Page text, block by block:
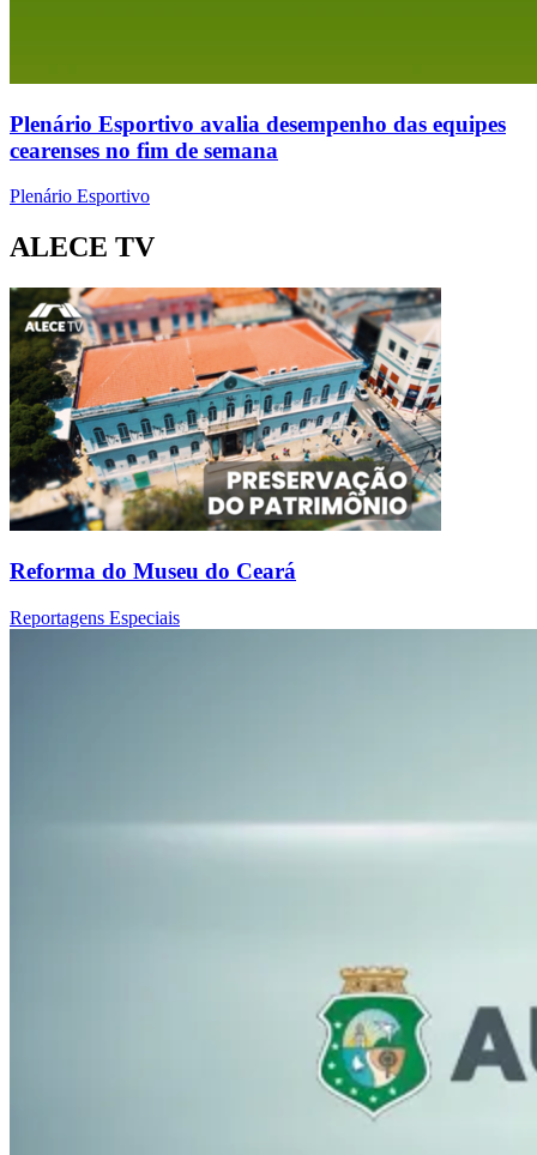
Plenário Esportivo avalia desempenho das equipes
cearenses no fim de semana
Plenário Esportivo
ALECE TV
Reforma do Museu do Ceará
Reportagens Especiais